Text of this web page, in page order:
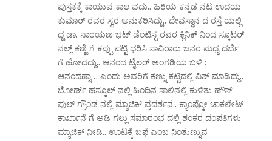
ಪುಸ್ತಕಕ್ಕೆ ಕಾಯುವ ಕಾಲ ವದು.. ಹಿರಿಯ ಕನ್ನಡ ನಟ ಉದಯ
ಕುಮಾರ್ ರವರ ಸ್ವರ ಅನುಕರಿಸಿದ್ದು.. ದೇವಸ್ಥಾನ ದ ರಸ್ತೆ ಯಲ್ಲಿ
ದ್ದ ಡಾ. ನಾರಯಣ ಭಟ್ ಡೆಂಟಿಸ್ಟ ರವರ ಕ್ಲಿನಿಕ್ ನಿಂದ ಸ್ಕೂಟರ್
ನಲ್ಲ್ ಕಣ್ಣಿ ಗೆ ಕಪ್ಪು ಪಟ್ಟಿ ಧರಿಸಿ ಸಾವಿರಾರು ಜನರ ಮಧ್ಯ ದರ್ಬೆ
ಗೆ ಹೋದದ್ದು.. ಆನಂದ ಟೈಲರ್ ಅಂಗಡಿಯ ಬಳಿ :
ಆನಂದಣ್ನಾ… ಎಂದು ಅವರಿಗೆ ಕಣ್ನು ಕಟ್ಟಿದಲ್ಲಿ ವಿಶ್ ಮಾಡಿದ್ದು..
ಬೋರ್ಡ್ ಹಸ್ಕೂಲ್ ನಲ್ಲಿ ಹಿಂದಿನ ಸಾಲಿನಲ್ಲಿ ಕುಳಿತು ಹೌಸ್
ಪುಲ್ ಗ್ರೌಂಡ ನಲ್ಲಿ ಮ್ಯಾಜಿಕ್ ಪ್ರದರ್ಶನ.. ಕ್ಯಾಂಪ್ಕೋ ಚಾಕಲೇಟ್
ಕಾರ್ಖಾನೆ ಗೆ ಅಡಿ ಗಲ್ಲು ಸಮಾರಂಭ ದಲ್ಲಿ ಶಂಕರ ದಂಪತಿಗಳು
ಮ್ಯಾಜಿಕ್ ನೀಡಿ.. ಊಟಕ್ಕೆ ಬಫೆ ಎಂಬ ನಿಂತುಣ್ನುವ